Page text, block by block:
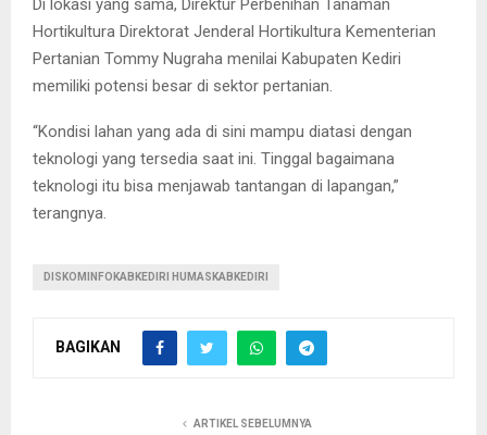
Di lokasi yang sama, Direktur Perbenihan Tanaman
Hortikultura Direktorat Jenderal Hortikultura Kementerian
Pertanian Tommy Nugraha menilai Kabupaten Kediri
memiliki potensi besar di sektor pertanian.
“Kondisi lahan yang ada di sini mampu diatasi dengan
teknologi yang tersedia saat ini. Tinggal bagaimana
teknologi itu bisa menjawab tantangan di lapangan,”
terangnya.
DISKOMINFOKABKEDIRI HUMASKABKEDIRI
BAGIKAN
ARTIKEL SEBELUMNYA